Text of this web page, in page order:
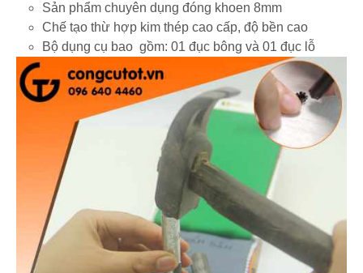
Sản phẩm chuyên dụng đóng khoen 8mm
Chế tạo thừ hợp kim thép cao cấp, độ bền cao
Bộ dụng cụ bao gồm: 01 đục bông và 01 đục lỗ